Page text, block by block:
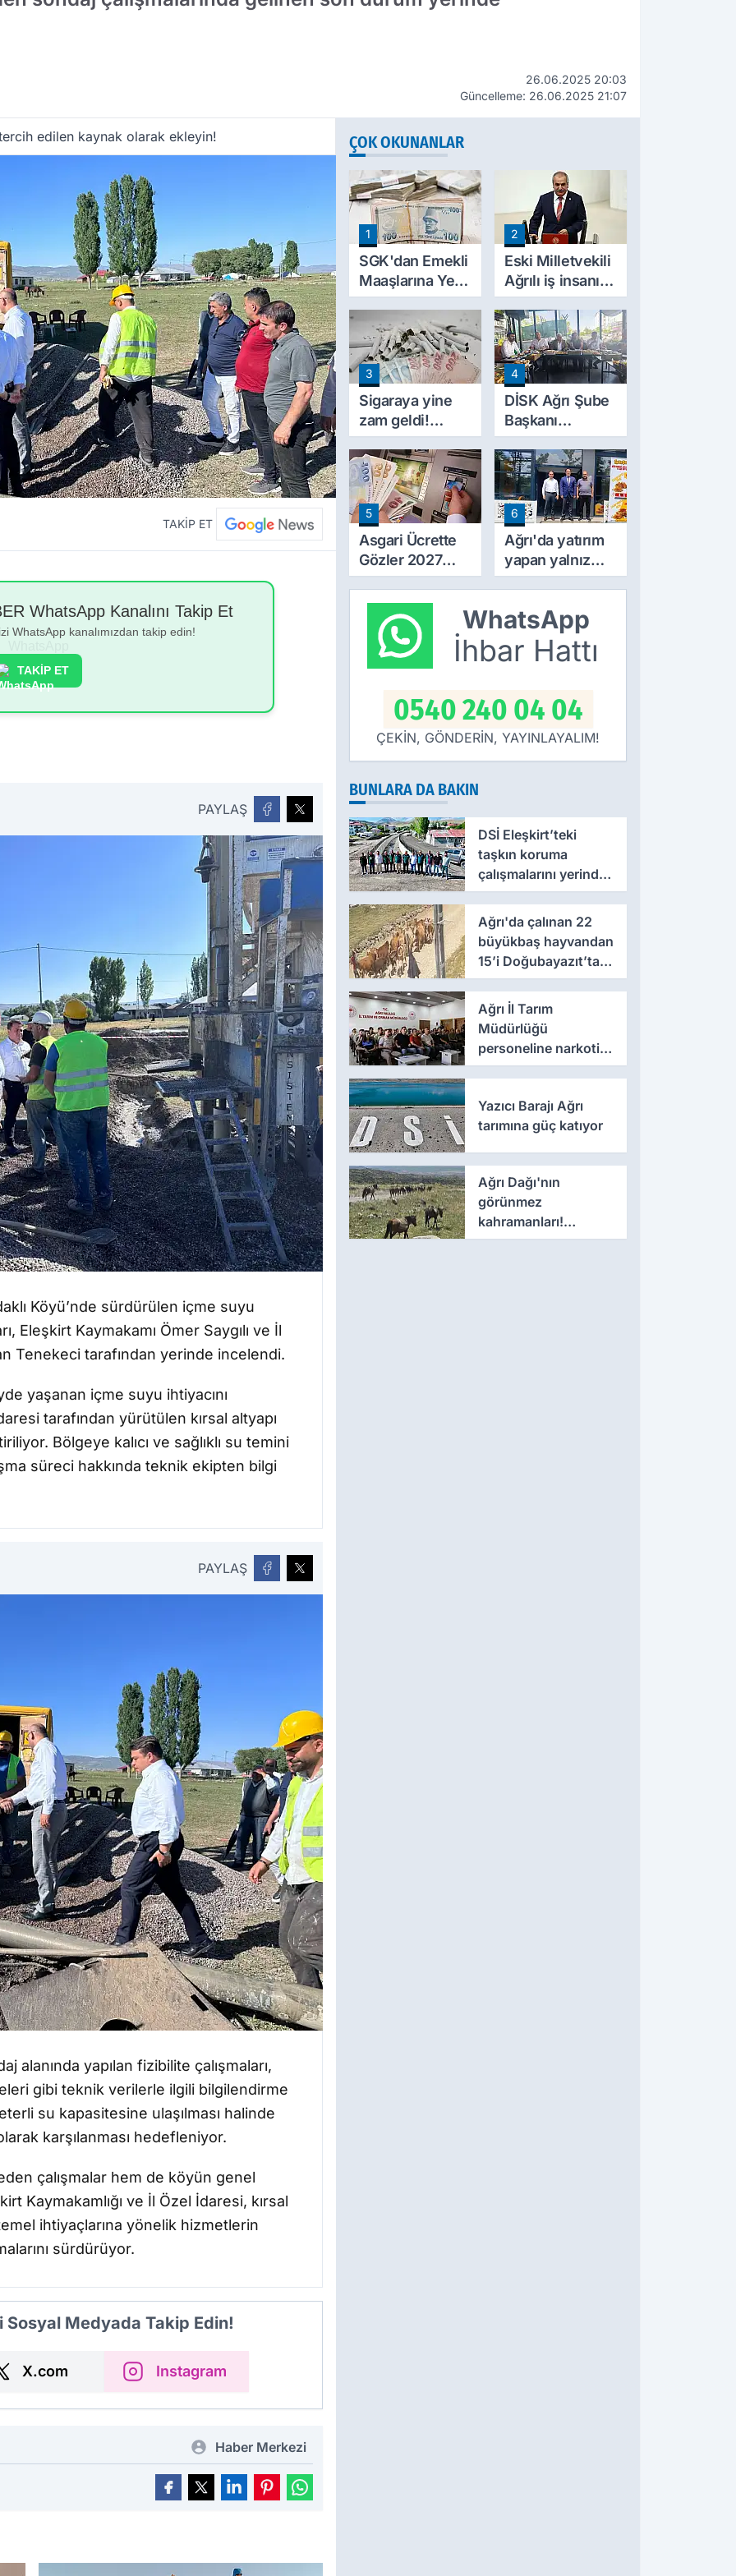
26.06.2025 20:03
Güncelleme: 26.06.2025 21:07
edilen kaynak olarak ekleyin!
TAKİP ET
WhatsApp Kanalını Takip Et
WhatsApp kanalımızdan takip edin!
TAKİP ET
PAYLAŞ
Köyü’nde sürdürülen içme suyu
Eleşkirt Kaymakamı Ömer Saygılı ve İl
Tenekeci tarafından yerinde incelendi.
yaşanan içme suyu ihtiyacını
tarafından yürütülen kırsal altyapı
Bölgeye kalıcı ve sağlıklı su temini
süreci hakkında teknik ekipten bilgi
PAYLAŞ
alanında yapılan fizibilite çalışmaları,
gibi teknik verilerle ilgili bilgilendirme
su kapasitesine ulaşılması halinde
karşılanması hedefleniyor.
çalışmalar hem de köyün genel
Kaymakamlığı ve İl Özel İdaresi, kırsal
ihtiyaçlarına yönelik hizmetlerin
sürdürüyor.
Medyada Takip Edin!
X.com Instagram
Haber Merkezi
ÇOK OKUNANLAR
1
SGK'dan Emekli
Maaşlarına Yeni
Kesinti
Düzenlemesi!
Prim Borçları
Aylıklardan
Tahsil Edilecek
2
Eski Milletvekili
Ağrılı iş insanı
hayatını kaybetti
3
Sigaraya yine
zam geldi!
Fiyatlar 10 TL
arttı
4
DİSK Ağrı Şube
Başkanı
Erincik'ten Ağrı
Belediyesi'ne
sert tepki!
5
Asgari Ücrette
Gözler 2027
Zammında! İlk
Zamlı Maaşın
Ödeneceği
Tarih Netleşti
6
Ağrı'da yatırım
yapan yalnız
bırakılmıyor!
Şimşek'ten
ziyaret
WhatsApp
İhbar Hattı
0540 240 04 04
ÇEKİN, GÖNDERİN, YAYINLAYALIM!
BUNLARA DA BAKIN
DSİ Eleşkirt’teki
taşkın koruma
çalışmalarını yerinde
inceledi
Ağrı'da çalınan 22
büyükbaş hayvandan
15’i Doğubayazıt’ta
bulundu
Ağrı İl Tarım
Müdürlüğü
personeline narkotik,
dolandırıcılık ve acil
verildi
Yazıcı Barajı Ağrı
tarımına güç katıyor
Ağrı Dağı'nın
görünmez
kahramanları!
zirvenin en ağır